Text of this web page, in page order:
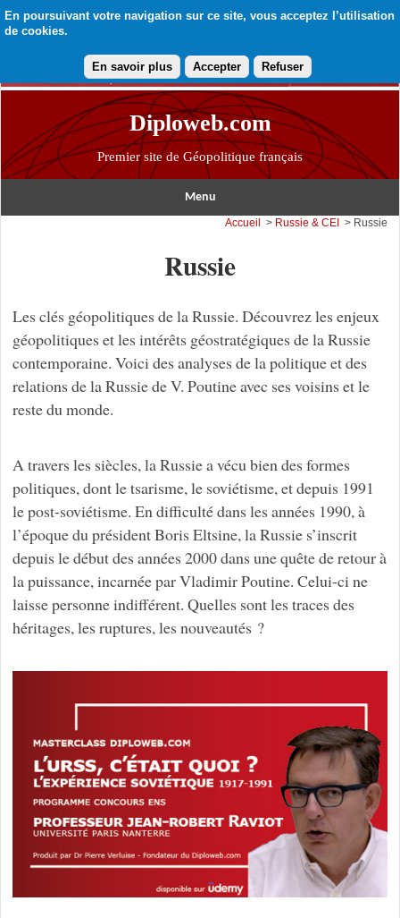
En poursuivant votre navigation sur ce site, vous acceptez l’utilisation
de cookies.
En savoir plus Accepter Refuser
Diploweb.com
Premier site de Géopolitique français
Menu
Accueil > Russie & CEI > Russie
Russie
Les clés géopolitiques de la Russie. Découvrez les enjeux
géopolitiques et les intérêts géostratégiques de la Russie
contemporaine. Voici des analyses de la politique et des
relations de la Russie de V. Poutine avec ses voisins et le
reste du monde.
A travers les siècles, la Russie a vécu bien des formes
politiques, dont le tsarisme, le soviétisme, et depuis 1991
le post-soviétisme. En difficulté dans les années 1990, à
l’époque du président Boris Eltsine, la Russie s’inscrit
depuis le début des années 2000 dans une quête de retour à
la puissance, incarnée par Vladimir Poutine. Celui-ci ne
laisse personne indifférent. Quelles sont les traces des
héritages, les ruptures, les nouveautés ?